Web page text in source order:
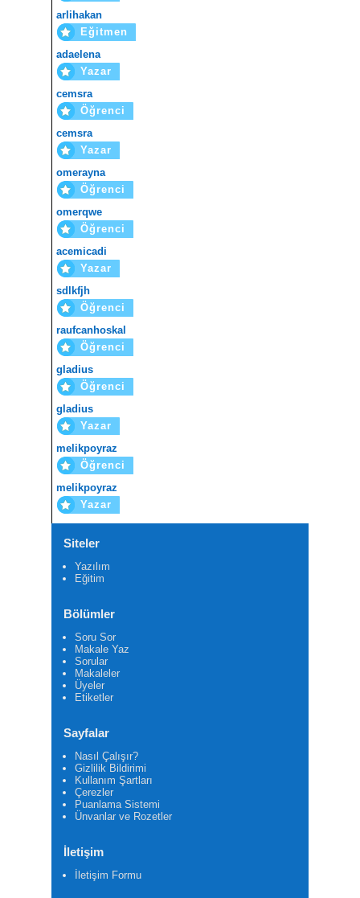
arlihakan
Eğitmen
adaelena
Yazar
cemsra
Öğrenci
cemsra
Yazar
omerayna
Öğrenci
omerqwe
Öğrenci
acemicadi
Yazar
sdlkfjh
Öğrenci
raufcanhoskal
Öğrenci
gladius
Öğrenci
gladius
Yazar
melikpoyraz
Öğrenci
melikpoyraz
Yazar
Siteler
Yazılım
Eğitim
Bölümler
Soru Sor
Makale Yaz
Sorular
Makaleler
Üyeler
Etiketler
Sayfalar
Nasıl Çalışır?
Gizlilik Bildirimi
Kullanım Şartları
Çerezler
Puanlama Sistemi
Ünvanlar ve Rozetler
İletişim
İletişim Formu